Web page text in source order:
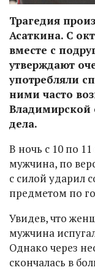
Трагедия
Асаткина. С
вместе с
утверждают
употребляли
ними часто
Владимирской
дела.
В ночь с 10 по
мужчина, по
с силой ударил
предметом по
Увидев, что
мужчина
Однако через
скончалась в